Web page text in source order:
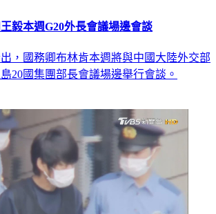
毅本週G20外長會議場邊會談
，國務卿布林肯本週將與中國大陸外交部
20國集團部長會議場邊舉行會談。